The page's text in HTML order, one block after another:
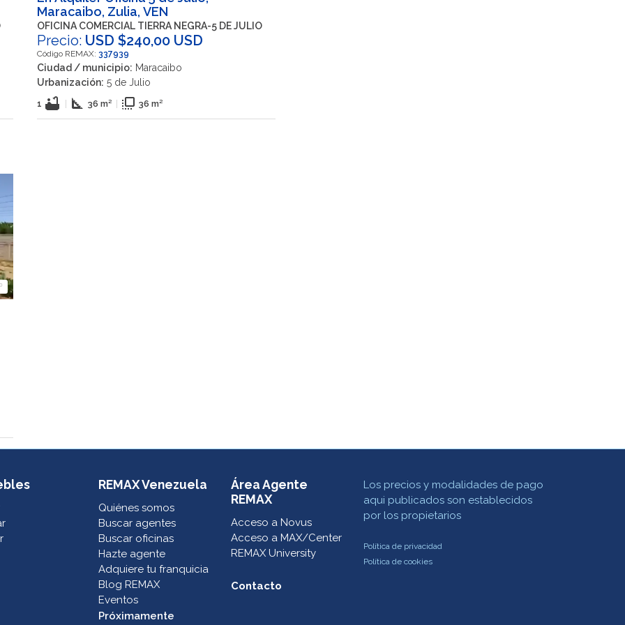
Maracaibo, Zulia, VEN
OFICINA COMERCIAL TIERRA NEGRA-5 DE JULIO
Precio: USD $240,00 USD
Código REMAX: 337939
Ciudad / municipio: Maracaibo
Urbanización: 5 de Julio
1 bathtub | square_foot 36 m² | flip_to_front 36 m²
REMAX Venezuela
Quiénes somos
Buscar agentes
Buscar oficinas
Hazte agente
Adquiere tu franquicia
Blog REMAX
Eventos
Próximamente
Área Agente
REMAX
Acceso a Novus
Acceso a MAX/Center
REMAX University
Contacto
Los precios y modalidades de pago
aqui publicados son establecidos
por los propietarios
Política de privacidad
Política de cookies